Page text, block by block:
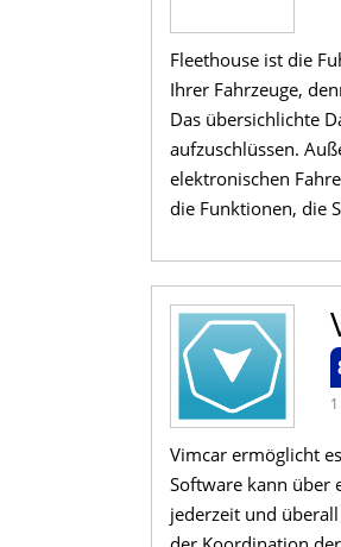
Fleethouse ist die
Ihrer Fahrzeuge,
Das übersichlichte
aufzuschlüssen.
elektronischen
die Funktionen, die
Vimcar ermöglicht
Software kann über
jederzeit und